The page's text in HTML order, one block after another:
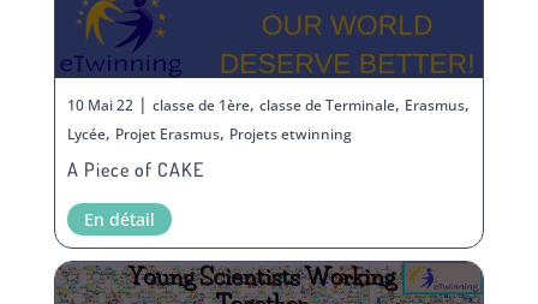
10 Mai 22| classe de 1ère, classe de Terminale, Erasmus,
Lycée, Projet Erasmus, Projets etwinning
A Piece of CAKE
En détail